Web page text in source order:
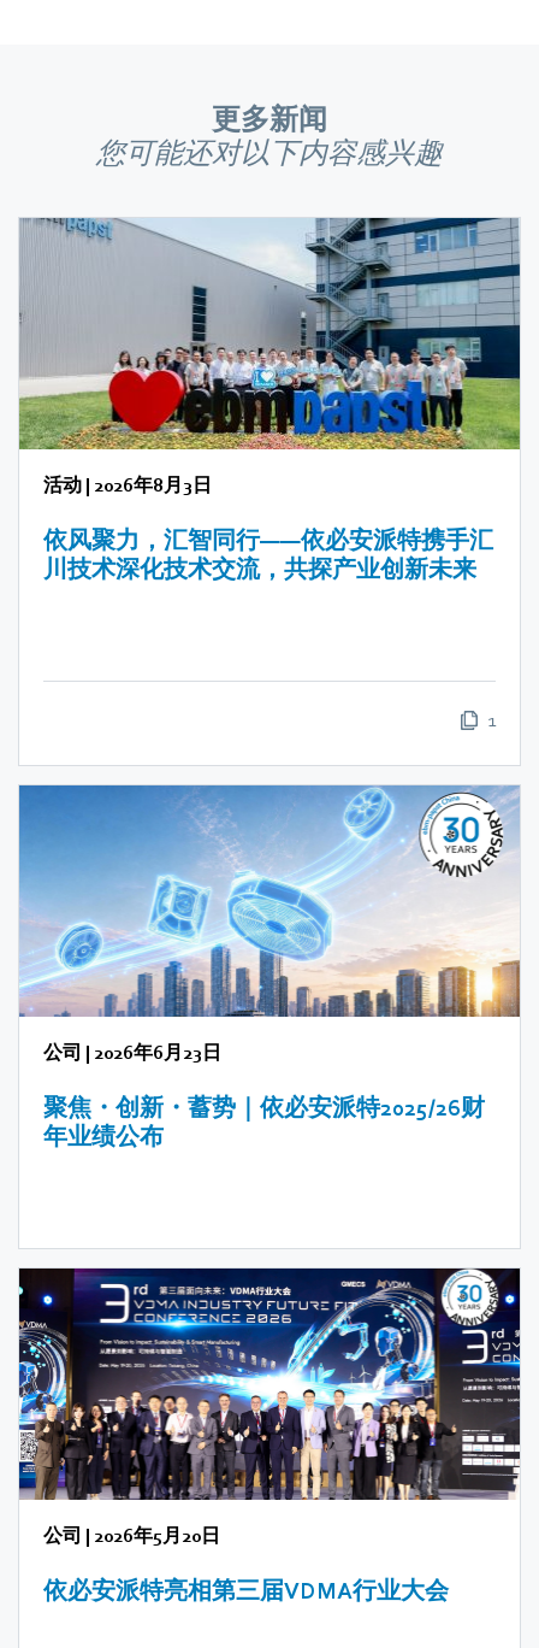
更多新闻
您可能还对以下内容感兴趣
活动 | 2026年8月3日
依风聚力，汇智同行——依必安派特携手汇
川技术深化技术交流，共探产业创新未来
1
公司 | 2026年6月23日
聚焦・创新・蓄势｜依必安派特2025/26财
年业绩公布
公司 | 2026年5月20日
依必安派特亮相第三届VDMA行业大会